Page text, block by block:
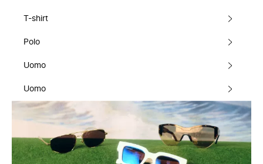
T-shirt
Polo
Uomo
Uomo